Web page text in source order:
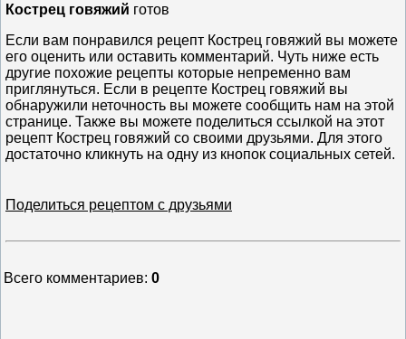
Кострец говяжий готов
Если вам понравился рецепт Кострец говяжий вы можете
его оценить или оставить комментарий. Чуть ниже есть
другие похожие рецепты которые непременно вам
приглянуться. Если в рецепте Кострец говяжий вы
обнаружили неточность вы можете сообщить нам на этой
странице. Также вы можете поделиться ссылкой на этот
рецепт Кострец говяжий со своими друзьями. Для этого
достаточно кликнуть на одну из кнопок социальных сетей.
Поделиться рецептом с друзьями
Всего комментариев: 0